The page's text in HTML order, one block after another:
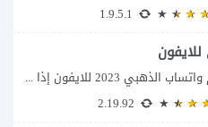
انضم الى التليجرام واتساب الذهبي 2023 للايفون إذا كنت تبحث عن واتساب الذهبي للايفون...